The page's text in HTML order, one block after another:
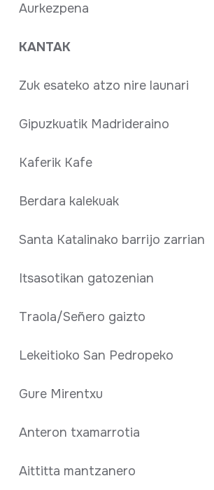
Aurkezpena
KANTAK
Zuk esateko atzo nire launari
Gipuzkuatik Madrideraino
Kaferik Kafe
Berdara kalekuak
Santa Katalinako barrijo zarrian
Itsasotikan gatozenian
Traola/Señero gaizto
Lekeitioko San Pedropeko
Gure Mirentxu
Anteron txamarrotia
Aittitta mantzanero